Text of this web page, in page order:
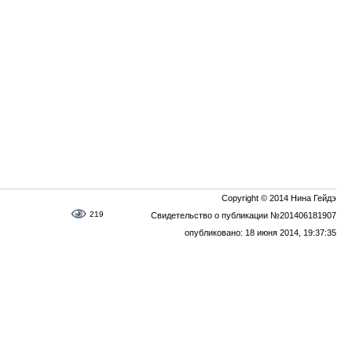
Copyright © 2014 Нина Гейдэ
Свидетельство о публикации №201406181907
опубликовано: 18 июня 2014, 19:37:35
219